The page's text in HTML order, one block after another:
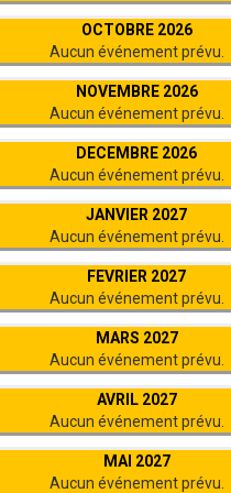
OCTOBRE 2026
Aucun événement prévu.
NOVEMBRE 2026
Aucun événement prévu.
DECEMBRE 2026
Aucun événement prévu.
JANVIER 2027
Aucun événement prévu.
FEVRIER 2027
Aucun événement prévu.
MARS 2027
Aucun événement prévu.
AVRIL 2027
Aucun événement prévu.
MAI 2027
Aucun événement prévu.